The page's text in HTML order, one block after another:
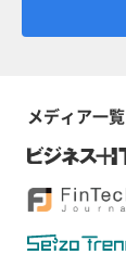
メディア一覧